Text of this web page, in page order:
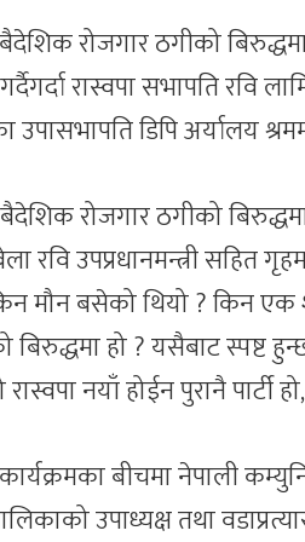
रोजगार ठगीको
रास्वपा सभापति रवि
उपासभापति डिपि अर्यालय
बैदेशिक रोजगार ठगीको
रवि उपप्रधानमन्त्री सहित
मौन बसेको थियो ? किन
बिरुद्धमा हो ? यसैबाट स्पष्ट
नयाँ होईन पुरानै पार्टी
बीचमा नेपाली
उपाध्यक्ष तथा